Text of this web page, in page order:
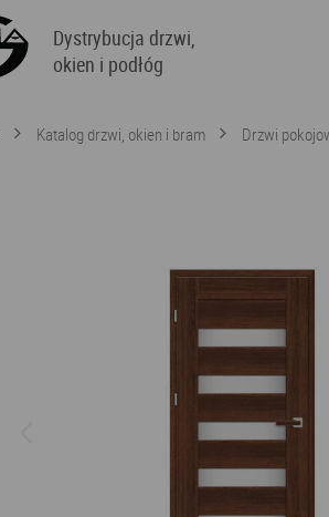
Dystrybucja drzwi,
okien i podłóg
Katalog drzwi, okien i bram Drzwi